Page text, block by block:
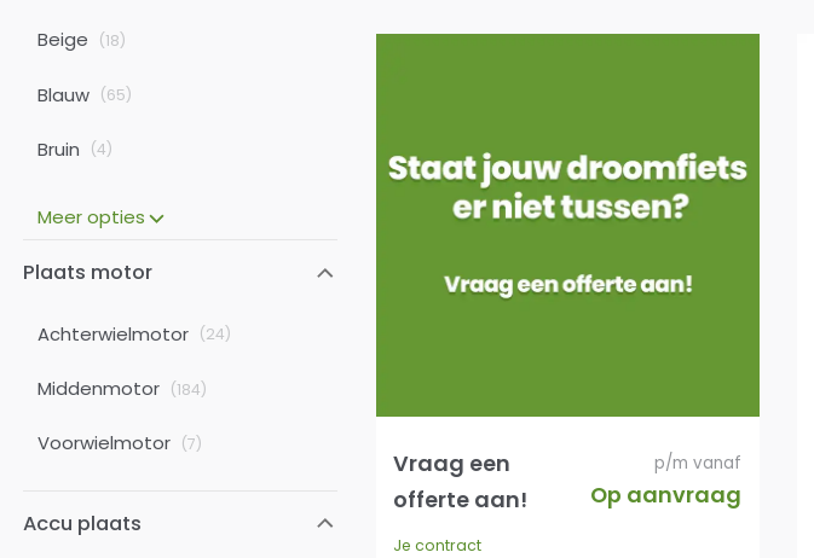
Vraag een
offerte aan!
p/m vanaf
Op aanvraag
Je contract
Beige (18)
Blauw (65)
Bruin (4)
Meer opties
Plaats motor
Achterwielmotor (24)
Middenmotor (184)
Voorwielmotor (7)
Accu plaats